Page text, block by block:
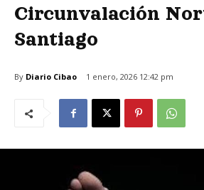
Circunvalación
Santiago
By Diario Cibao 1 enero, 2026 12:42 pm